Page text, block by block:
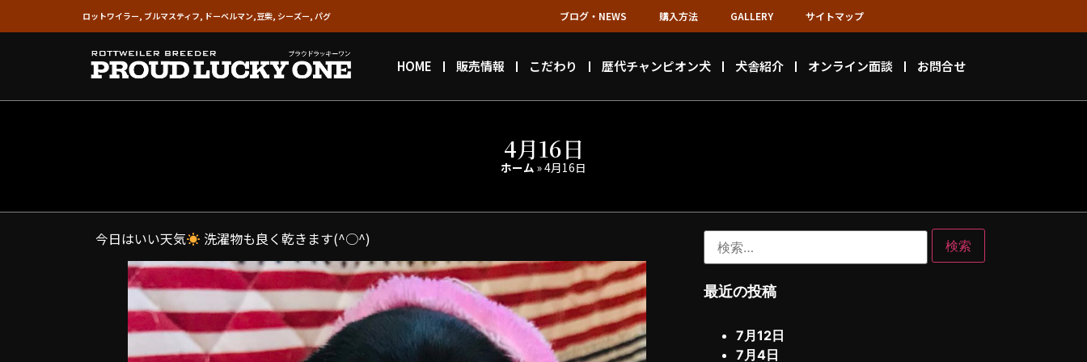
ロットワイラー, ブルマスティフ, ドーベルマン,豆柴, シーズー, パグ ブログ・NEWS 購入方法 GALLERY サイトマップ
HOME 販売情報 こだわり 歴代チャンピオン犬 犬舎紹介 オンライン面談 お問合せ
4月16日
ホーム »4月16日
今日はいい天気 洗濯物も良く乾きます(^○^)
最近の投稿
7月12日
7月4日